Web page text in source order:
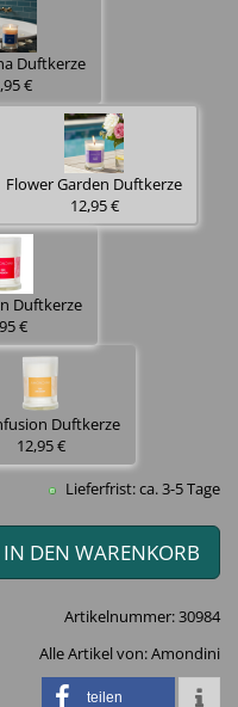
Duftkerze
€
Flower Garden Duftkerze
12,95 €
Duftkerze
€
Duftkerze
12,95 €
Lieferfrist: ca. 3-5 Tage
IN DEN WARENKORB
Artikelnummer:30984
Alle Artikel von:Amondini
teilen